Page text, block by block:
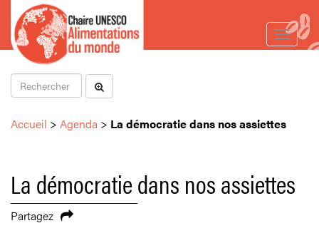
Toggle
Accueil > Agenda > La démocratie dans nos assiettes
La démocratie dans nos assiettes
Partagez